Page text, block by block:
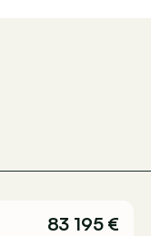
83 195 €